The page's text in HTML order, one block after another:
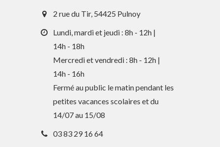
2 rue du Tir, 54425 Pulnoy
Lundi, mardi et jeudi : 8h - 12h |
14h - 18h
Mercredi et vendredi : 8h - 12h |
14h - 16h
Fermé au public le matin pendant les
petites vacances scolaires et du
14/07 au 15/08
03 83 29 16 64